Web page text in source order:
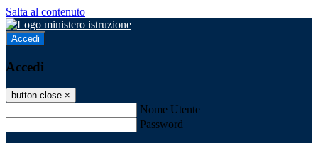
Salta al contenuto
Accedi
Accedi
button close ×
Nome Utente
Password